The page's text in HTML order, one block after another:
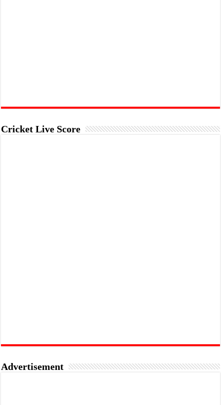
Cricket Live Score
Advertisement